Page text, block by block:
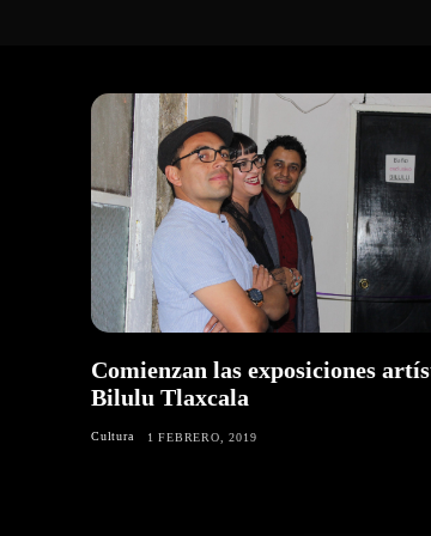
Comienzan las exposiciones
Bilulu Tlaxcala
Cultura 1 FEBRERO, 2019